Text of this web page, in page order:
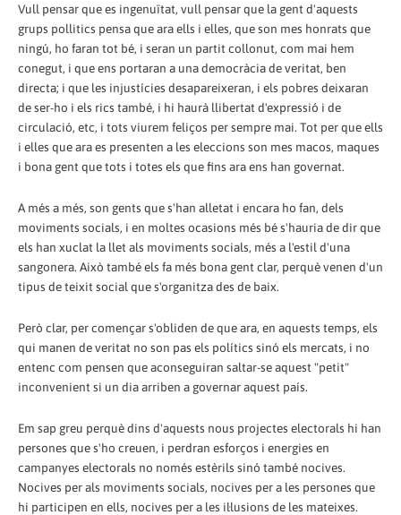
Vull pensar que es ingenuïtat, vull pensar que la gent d'aquests
grups pollitics pensa que ara ells i elles, que son mes honrats que
ningú, ho faran tot bé, i seran un partit collonut, com mai hem
conegut, i que ens portaran a una democràcia de veritat, ben
directa; i que les injustícies desapareixeran, i els pobres deixaran
de ser-ho i els rics també, i hi haurà llibertat d'expressió i de
circulació, etc, i tots viurem feliços per sempre mai. Tot per que ells
i elles que ara es presenten a les eleccions son mes macos, maques
i bona gent que tots i totes els que fins ara ens han governat.
A més a més, son gents que s'han alletat i encara ho fan, dels
moviments socials, i en moltes ocasions més bé s'hauria de dir que
els han xuclat la llet als moviments socials, més a l'estil d'una
sangonera. Això també els fa més bona gent clar, perquè venen d'un
tipus de teixit social que s'organitza des de baix.
Però clar, per començar s'obliden de que ara, en aquests temps, els
qui manen de veritat no son pas els polítics sinó els mercats, i no
entenc com pensen que aconseguiran saltar-se aquest "petit"
inconvenient si un dia arriben a governar aquest país.
Em sap greu perquè dins d'aquests nous projectes electorals hi han
persones que s'ho creuen, i perdran esforços i energies en
campanyes electorals no només estèrils sinó també nocives.
Nocives per als moviments socials, nocives per a les persones que
hi participen en ells, nocives per a les il·lusions de les mateixes.